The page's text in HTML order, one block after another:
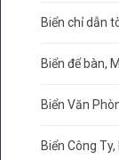
Biển chỉ dẫn
Biển để bàn,
Biển Văn
Biển Công